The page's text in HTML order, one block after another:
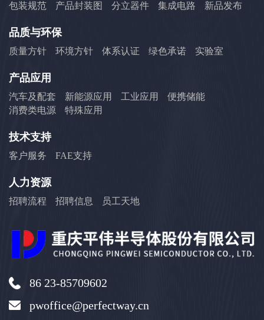
包装规范 产品封装图 分立器件 集成电路 新品发布
品质与环保
质量方针 环境方针 体系认证 绿色承诺 实验室
产品应用
汽车及配套 新能源应用 工业应用
便携储能
消费类电源
特殊应用
技术支持
客户服务 FAE支持
人力资源
招聘流程 招聘信息 员工天地
86 23-85709602
pwoffice@perfectway.cn